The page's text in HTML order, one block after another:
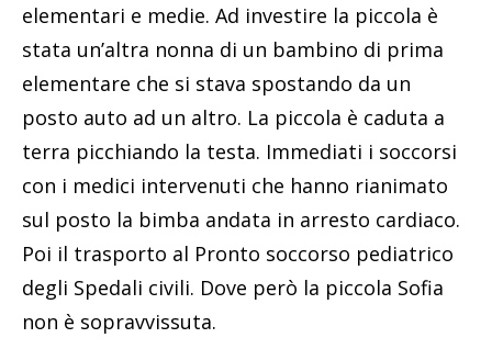
elementari e medie. Ad investire la piccola è
stata un’altra nonna di un bambino di prima
elementare che si stava spostando da un
posto auto ad un altro. La piccola è caduta a
terra picchiando la testa. Immediati i soccorsi
con i medici intervenuti che hanno rianimato
sul posto la bimba andata in arresto cardiaco.
Poi il trasporto al Pronto soccorso pediatrico
degli Spedali civili. Dove però la piccola Sofia
non è sopravvissuta.